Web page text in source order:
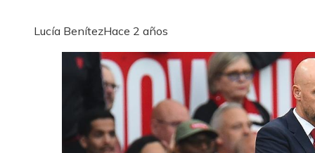
Lucía BenítezHace 2 años